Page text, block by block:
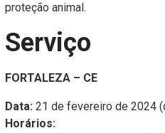
proteção animal.
Serviço
FORTALEZA – CE
Data: 21 de fevereiro de 2024
Horários: